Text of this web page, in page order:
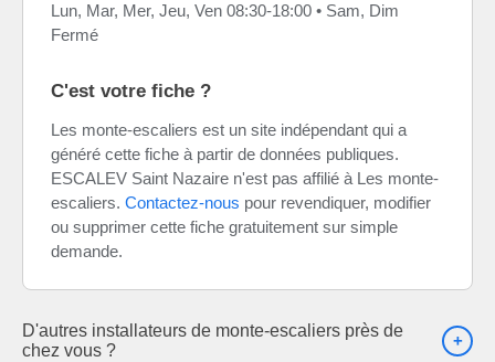
Lun, Mar, Mer, Jeu, Ven 08:30-18:00 • Sam, Dim
Fermé
C'est votre fiche ?
Les monte-escaliers est un site indépendant qui a
généré cette fiche à partir de données publiques.
ESCALEV Saint Nazaire n'est pas affilié à Les monte-
escaliers. Contactez-nous pour revendiquer, modifier
ou supprimer cette fiche gratuitement sur simple
demande.
D'autres installateurs de monte-escaliers près de
chez vous ?